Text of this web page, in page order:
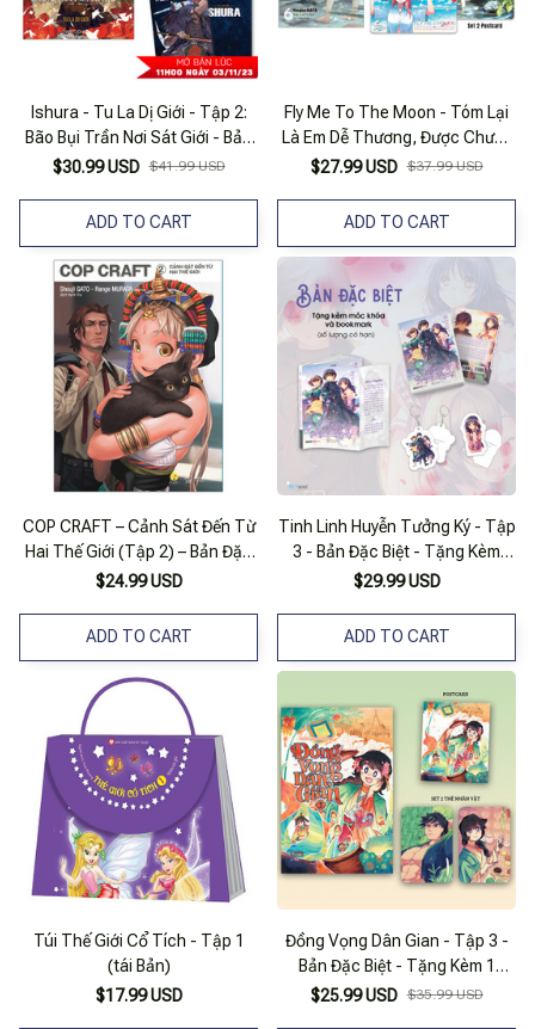
Ishura - Tu La Dị Giới - Tập 2:
Bão Bụi Trần Nơi Sát Giới - Bản
Đặc Biệt - Tặng Kèm Postcard +
$30.99 USD $41.99 USD
ADD TO CART
Fly Me To The Moon - Tóm Lại
Là Em Dễ Thương, Được Chưa?
- Tập 6 - Bản Đặc Biệt - Tặng
Móc Khóa
$27.99 USD $37.99 USD
ADD TO CART
COP CRAFT – Cảnh Sát Đến Từ
Hai Thế Giới (Tập 2) – Bản Đặc
Biệt – Tặng Kèm 1 Bookmark + 1
$24.99 USD
ADD TO CART
Tinh Linh Huyễn Tưởng Ký - Tập
3 - Bản Đặc Biệt - Tặng Kèm
Bookmark + Móc Khóa
$29.99 USD
ADD TO CART
Túi Thế Giới Cổ Tích - Tập 1
(tái Bản)
$17.99 USD
Đồng Vọng Dân Gian - Tập 3 -
Bản Đặc Biệt - Tặng Kèm 1
Postcard Cán Nhũ + 2 Thẻ Nhân
$25.99 USD $35.99 USD